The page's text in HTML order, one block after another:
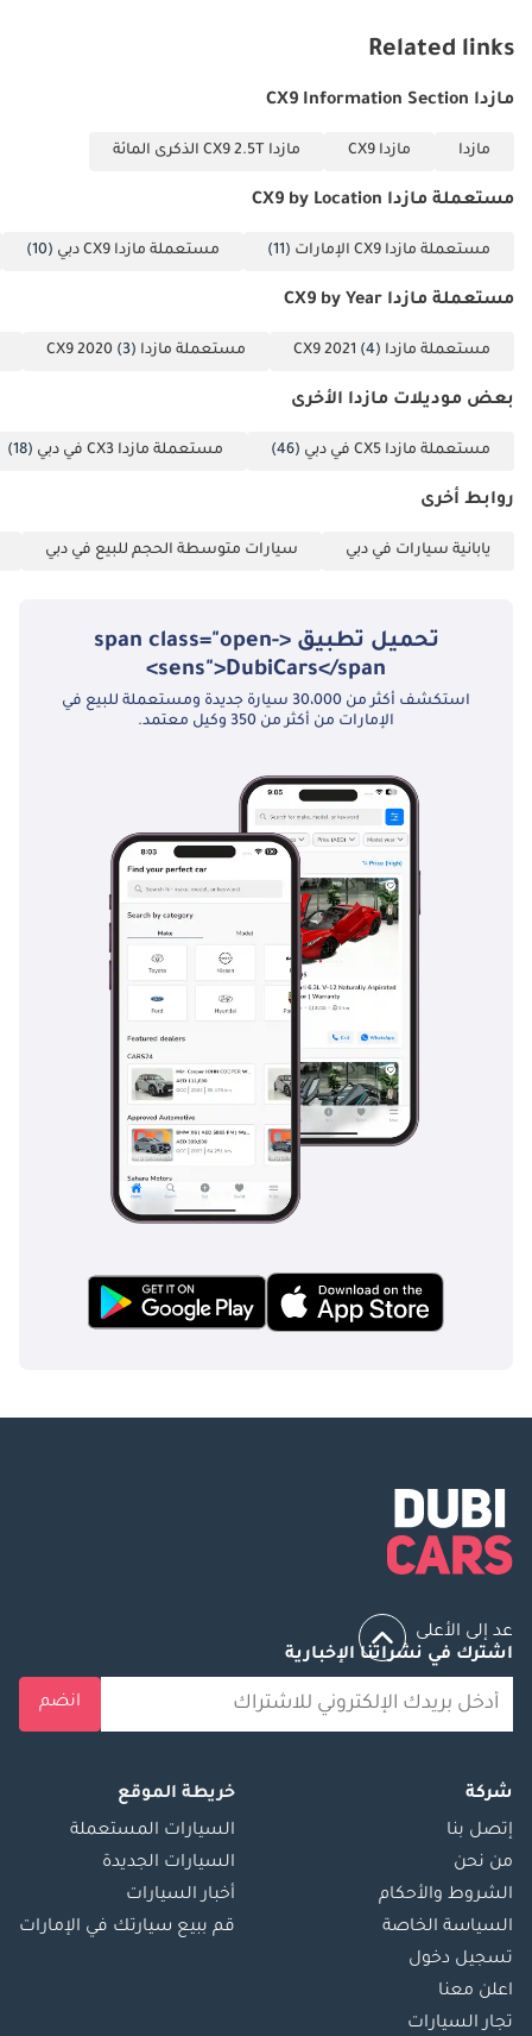
Related links
مازدا CX9 Information Section
مازدا مازدا CX9 مازدا CX9 2.5T الذكرى المائة
مستعملة مازدا CX9 by Location
مستعملة مازدا CX9 الإمارات (11) مستعملة مازدا CX9 دبي (10)
مستعملة مازدا CX9 by Year
مستعملة مازدا CX9 2021 (4) مستعملة مازدا CX9 2020 (3)
بعض موديلات مازدا الأخرى
مستعملة مازدا CX5 في دبي (46) مستعملة مازدا CX3 في دبي (18)
روابط أخرى
يابانية سيارات في دبي سيارات متوسطة الحجم للبيع في دبي
تحميل تطبيق <span class="open-
sens">DubiCars</span>
استكشف أكثر من 30،000 سيارة جديدة ومستعملة للبيع في
الإمارات من أكثر من 350 وكيل معتمد.
للتدخل بسلاسة، مما يُحسّن تجربة القيادة دون التأثير على تحكم السائق.
التي تبحث عن فخامة وأمان لا مثيل لهما دون دفع ثمن باهظ. بفضل
السبعة مقاعد المتوفرة حاليًا للمشترين المميزين في دول مجلس
خبراء السوق. يُرجى دائماً فحص السيارة قبل الشراء.
عد إلى الأعلى
اشترك في نشراتنا الإخبارية
انضم
شركة
إتصل بنا
من نحن
الشروط والأحكام
السياسة الخاصة
تسجيل دخول
اعلن معنا
تجار السيارات
خريطة الموقع
السيارات المستعملة
السيارات الجديدة
أخبار السيارات
قم ببيع سيارتك في الإمارات